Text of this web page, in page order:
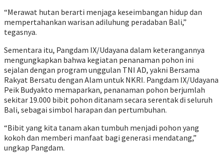
“Merawat hutan berarti menjaga keseimbangan hidup dan
mempertahankan warisan adiluhung peradaban Bali,”
tegasnya.
Sementara itu, Pangdam IX/Udayana dalam keterangannya
mengungkapkan bahwa kegiatan penanaman pohon ini
sejalan dengan program unggulan TNI AD, yakni Bersama
Rakyat Bersatu dengan Alam untuk NKRI. Pangdam IX/Udayana
Peik Budyakto memaparkan, penanaman pohon berjumlah
sekitar 19.000 bibit pohon ditanam secara serentak di seluruh
Bali, sebagai simbol harapan dan pertumbuhan.
“Bibit yang kita tanam akan tumbuh menjadi pohon yang
kokoh dan memberi manfaat bagi generasi mendatang,”
ungkap Pangdam.